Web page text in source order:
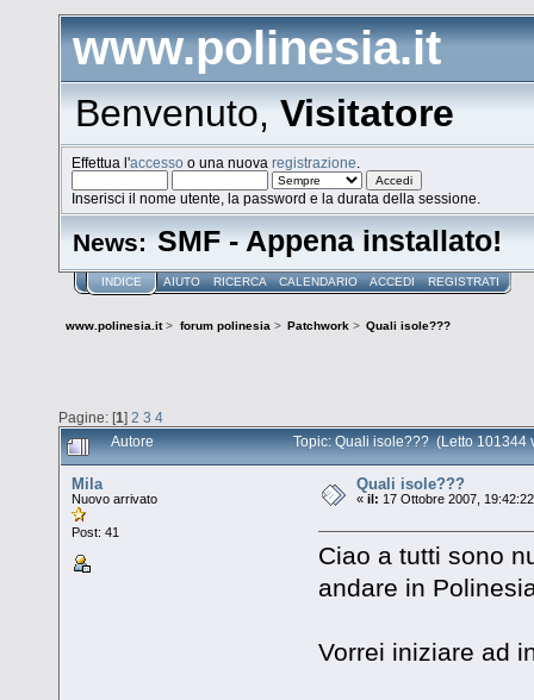
www.polinesia.it
Benvenuto,Visitatore
Effettua l'accesso o una nuovaregistrazione
Inserisci il nome utente, la password e la durata della sessione.
News: SMF - Appena installato!
INDICE AIUTO RICERCA CALENDARIO ACCEDI REGISTRATI
www.polinesia.it> forum polinesia> Patchwork> Quali isole???
Pagine: [1] 2 3 4
Autore Topic: Quali isole??? (Letto 101344
Mila
Nuovo arrivato
Post: 41
Quali isole???
«il: 17 Ottobre 2007,
Ciao a tutti sono
andare in
Vorrei iniziare ad